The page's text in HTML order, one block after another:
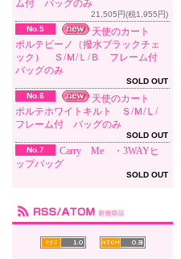
ム付 バッグのみ
21,505円(税1,955円)
No.5
天使のカート
ポルテビーノ（撥水ブラックチェ
ック） Ｓ/Ｍ/Ｌ/Ｂ フレーム付
バッグのみ
SOLD OUT
No.6
天使のカート
ポルテホワイトキルト Ｓ/Ｍ/Ｌ/
フレーム付 バッグのみ
SOLD OUT
No.7
Carry Me ・3WAYヒ
ップバッグ
SOLD OUT